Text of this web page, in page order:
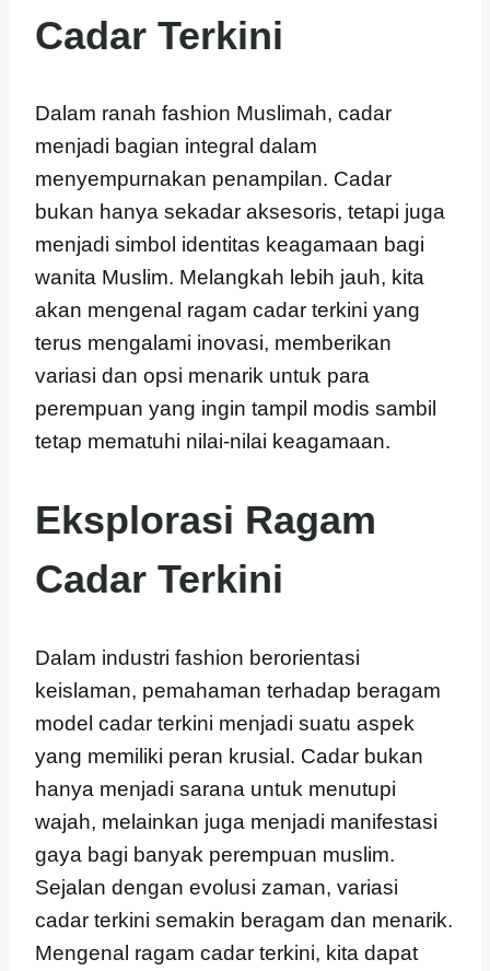
Cadar Terkini
Dalam ranah fashion Muslimah, cadar
menjadi bagian integral dalam
menyempurnakan penampilan. Cadar
bukan hanya sekadar aksesoris, tetapi juga
menjadi simbol identitas keagamaan bagi
wanita Muslim. Melangkah lebih jauh, kita
akan mengenal ragam cadar terkini yang
terus mengalami inovasi, memberikan
variasi dan opsi menarik untuk para
perempuan yang ingin tampil modis sambil
tetap mematuhi nilai-nilai keagamaan.
Eksplorasi Ragam
Cadar Terkini
Dalam industri fashion berorientasi
keislaman, pemahaman terhadap beragam
model cadar terkini menjadi suatu aspek
yang memiliki peran krusial. Cadar bukan
hanya menjadi sarana untuk menutupi
wajah, melainkan juga menjadi manifestasi
gaya bagi banyak perempuan muslim.
Sejalan dengan evolusi zaman, variasi
cadar terkini semakin beragam dan menarik.
Mengenal ragam cadar terkini, kita dapat